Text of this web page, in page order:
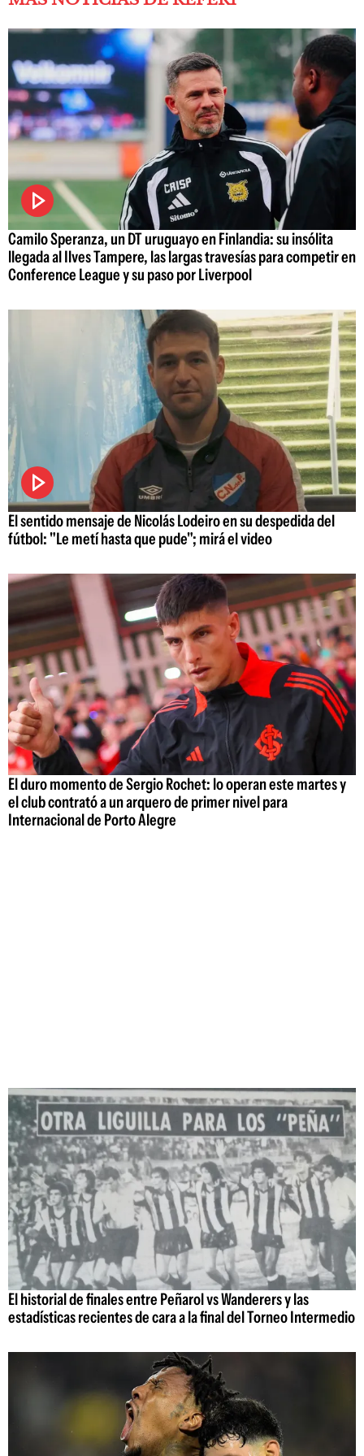
Camilo Speranza, un DT uruguayo en Finlandia: su insólita
llegada al Ilves Tampere, las largas travesías para competir en
Conference League y su paso por Liverpool
El sentido mensaje de Nicolás Lodeiro en su despedida del
fútbol: "Le metí hasta que pude"; mirá el video
El duro momento de Sergio Rochet: lo operan este martes y
el club contrató a un arquero de primer nivel para
Internacional de Porto Alegre
El historial de finales entre Peñarol vs Wanderers y las
estadísticas recientes de cara a la final del Torneo Intermedio